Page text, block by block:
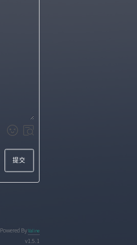
提交
Powered ByValine
v1.5.1